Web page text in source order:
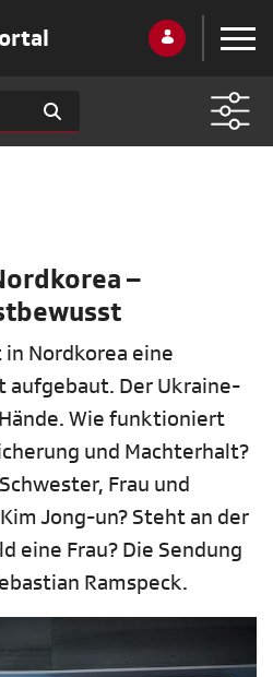
–
Nordkorea eine
aufgebaut. Der Ukraine-
Wie funktioniert
und Machterhalt?
Frau und
Jong-un? Steht an der
eine Frau? Die Sendung
Ramspeck.